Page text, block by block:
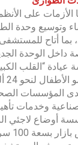
على
وتوسيع وحدة
الوحدة
“القلب
المؤسسات
وخدمات
أوضاع لاجئي